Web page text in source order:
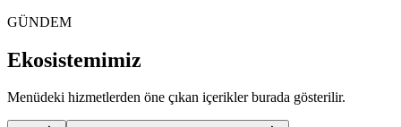
GÜNDEM
Ekosistemimiz
Menüdeki hizmetlerden öne çıkan içerikler burada gösterilir.